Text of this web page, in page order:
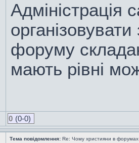
Адміністрація
організовувати
форуму
мають рівні
0 (0-0)
Тема повідомлення: Re: Чому християни в форумах